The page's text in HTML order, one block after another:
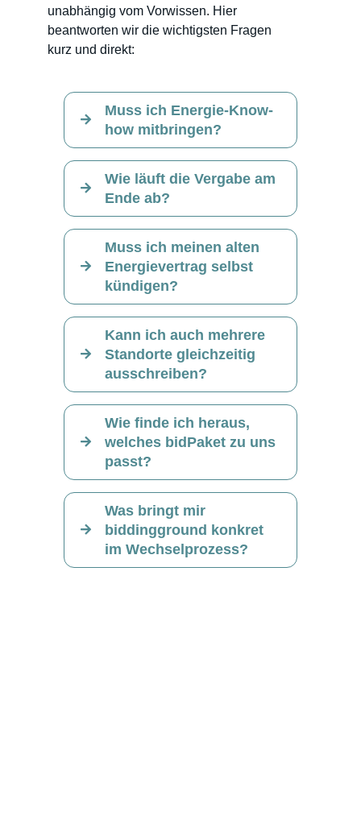
unabhängig vom Vorwissen. Hier
beantworten wir die wichtigsten Fragen
kurz und direkt:
Muss ich Energie-Know-
how mitbringen?
Wie läuft die Vergabe am
Ende ab?
Muss ich meinen alten
Energievertrag selbst
kündigen?
Kann ich auch mehrere
Standorte gleichzeitig
ausschreiben?
Wie finde ich heraus,
welches bidPaket zu uns
passt?
Was bringt mir
biddingground konkret
im Wechselprozess?